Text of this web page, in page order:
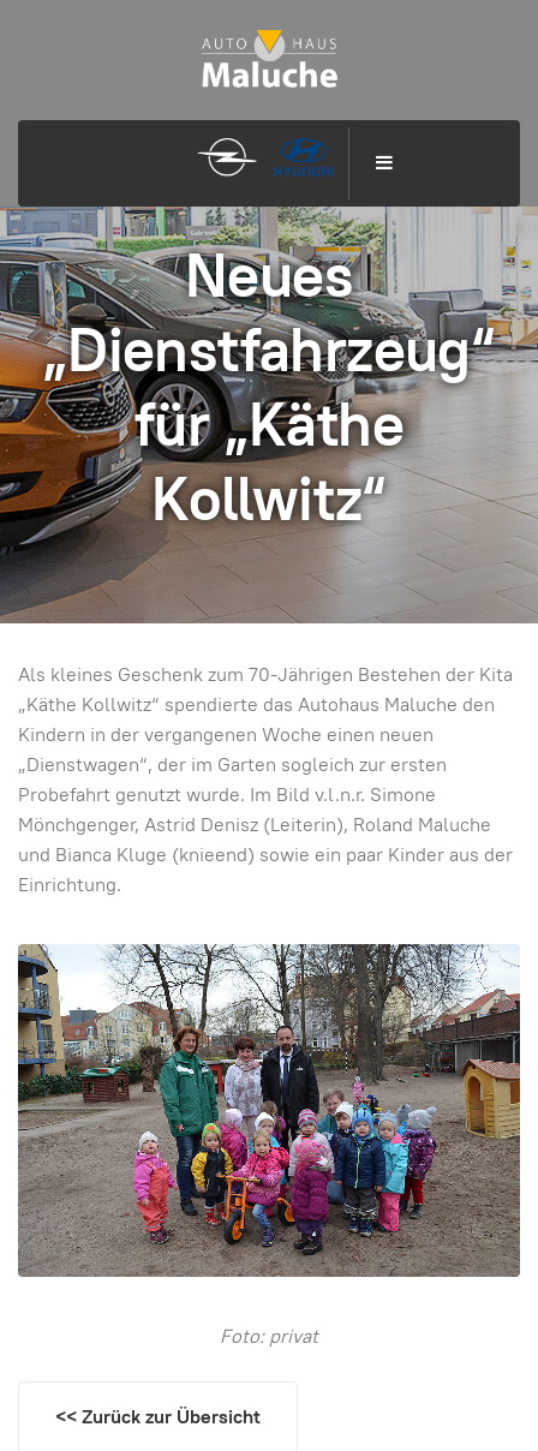
Neues
„Dienstfahrzeug“
für „Käthe
Kollwitz“
Als kleines Geschenk zum 70-Jährigen Bestehen der Kita
„Käthe Kollwitz“ spendierte das Autohaus Maluche den
Kindern in der vergangenen Woche einen neuen
„Dienstwagen“, der im Garten sogleich zur ersten
Probefahrt genutzt wurde. Im Bild v.l.n.r. Simone
Mönchgenger, Astrid Denisz (Leiterin), Roland Maluche
und Bianca Kluge (knieend) sowie ein paar Kinder aus der
Einrichtung.
Foto: privat
<< Zurück zur Übersicht